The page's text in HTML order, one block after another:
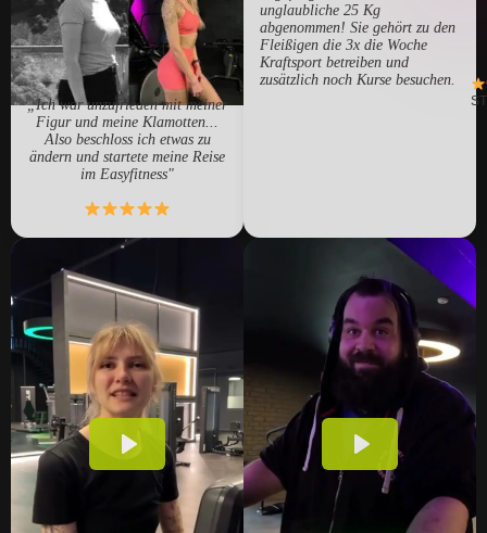
„Ich war unzufrieden mit meiner
Figur und meine Klamotten...
Also beschloss ich etwas zu
ändern und startete meine Reise
im Easyfitness"
unglaubliche 25 Kg
abgenommen! Sie gehört zu den
Fleißigen die 3x die Woche
Kraftsport betreiben und
zusätzlich noch Kurse besuchen.